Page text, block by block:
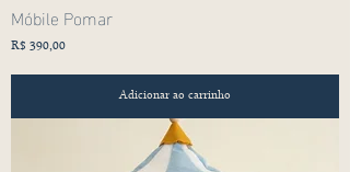
Móbile Pomar
Preço
R$ 390,00
Adicionar ao carrinho